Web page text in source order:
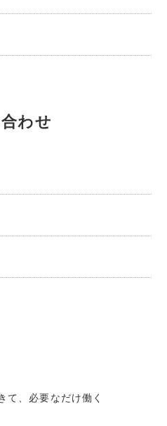
わせ
、必要なだけ働く